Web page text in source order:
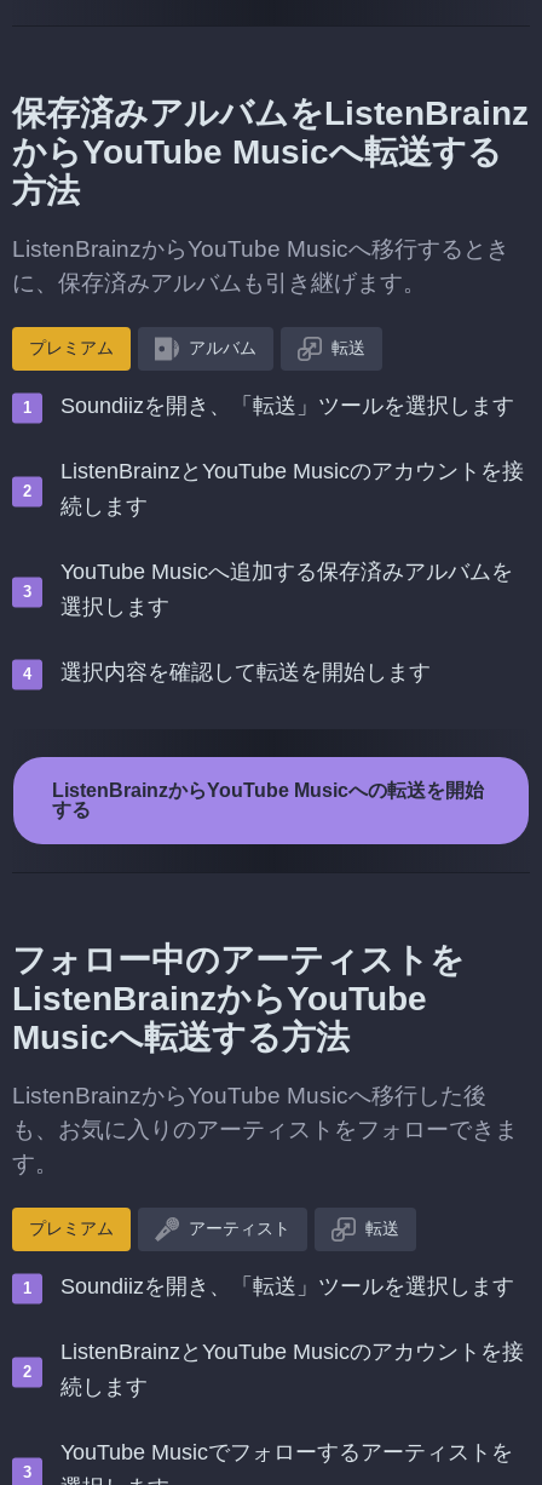
保存済みアルバムをListenBrainz
からYouTube Musicへ転送する
方法
ListenBrainzからYouTube Musicへ移行するとき
に、保存済みアルバムも引き継げます。
プレミアム アルバム 転送
Soundiizを開き、「転送」ツールを選択します
ListenBrainzとYouTube Musicのアカウントを接
続します
YouTube Musicへ追加する保存済みアルバムを
選択します
選択内容を確認して転送を開始します
ListenBrainzからYouTube Musicへの転送を開始
する
フォロー中のアーティストを
ListenBrainzからYouTube
Musicへ転送する方法
ListenBrainzからYouTube Musicへ移行した後
も、お気に入りのアーティストをフォローできま
す。
プレミアム アーティスト 転送
Soundiizを開き、「転送」ツールを選択します
ListenBrainzとYouTube Musicのアカウントを接
続します
YouTube Musicでフォローするアーティストを